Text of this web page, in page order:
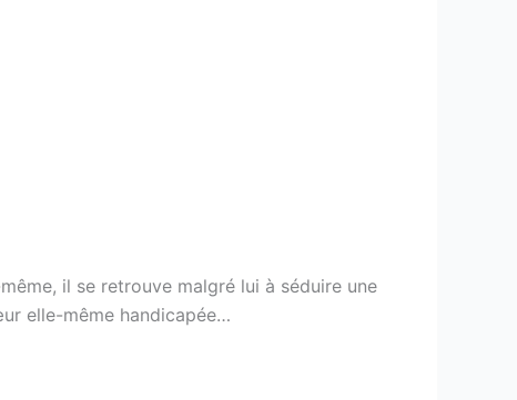
il se retrouve malgré lui à séduire une
elle-même handicapée…